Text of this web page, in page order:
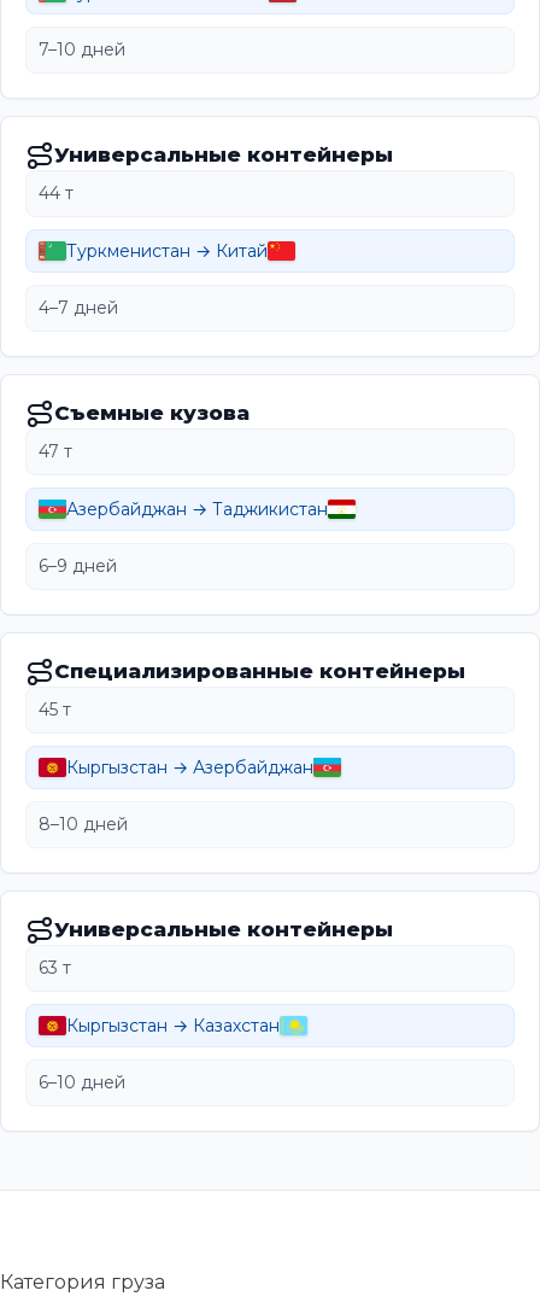
7–10 дней
Универсальные контейнеры
44 т
Туркменистан → Китай
4–7 дней
Съемные кузова
47 т
Азербайджан → Таджикистан
6–9 дней
Специализированные контейнеры
45 т
Кыргызстан → Азербайджан
8–10 дней
Универсальные контейнеры
63 т
Кыргызстан → Казахстан
6–10 дней
Категория груза